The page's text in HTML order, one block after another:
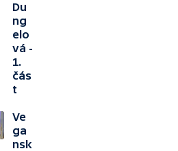
Du
ng
elo
vá -
1.
čás
t
Ve
ga
nsk